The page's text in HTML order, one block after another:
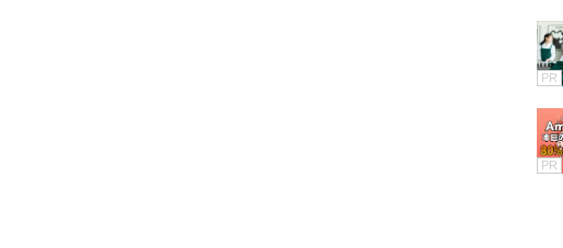
PR
PR